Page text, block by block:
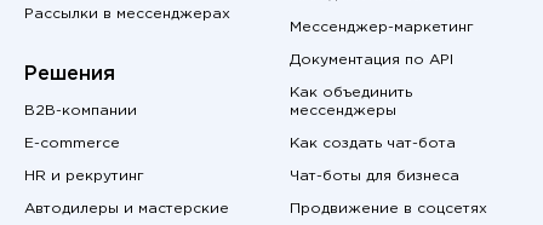
Рассылки в мессенджерах
Решения
B2B-компании
E-commerce
HR и рекрутинг
Автодилеры и мастерские
Мессенджер-маркетинг
Документация по API
Как объединить
мессенджеры
Как создать чат-бота
Чат-боты для бизнеса
Продвижение в соцсетях